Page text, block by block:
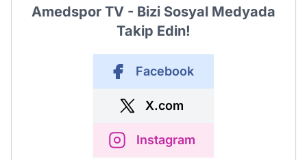
Amedspor TV - Bizi Sosyal Medyada
Takip Edin!
Facebook
X.com
Instagram